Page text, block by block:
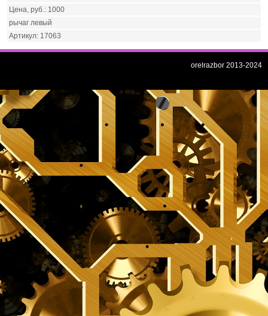
1000
рычаг левый
17063
orelrazbor 2013-2024